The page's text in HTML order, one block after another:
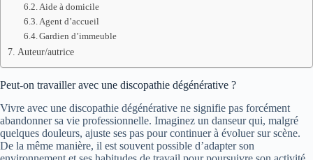
Aide à domicile
Agent d’accueil
Gardien d’immeuble
Auteur/autrice
Peut-on travailler avec une discopathie dégénérative ?
Vivre avec une discopathie dégénérative ne signifie pas forcément
abandonner sa vie professionnelle. Imaginez un danseur qui, malgré
quelques douleurs, ajuste ses pas pour continuer à évoluer sur scène.
De la même manière, il est souvent possible d’adapter son